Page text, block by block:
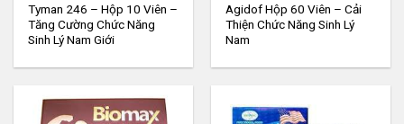
Tyman 246 – Hộp 10 Viên –
Tăng Cường Chức Năng
Sinh Lý Nam Giới
Agidof Hộp 60 Viên – Cải
Thiện Chức Năng Sinh Lý
Nam